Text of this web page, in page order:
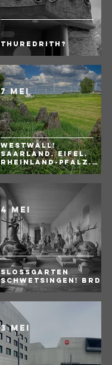
Thuredrith?
WESTWALL!
Saarland. Eifel.
Rheinland-Pfalz.
BRD
7 mei
Slossgarten
Schwetsingen! BRD
4 mei
3 mei